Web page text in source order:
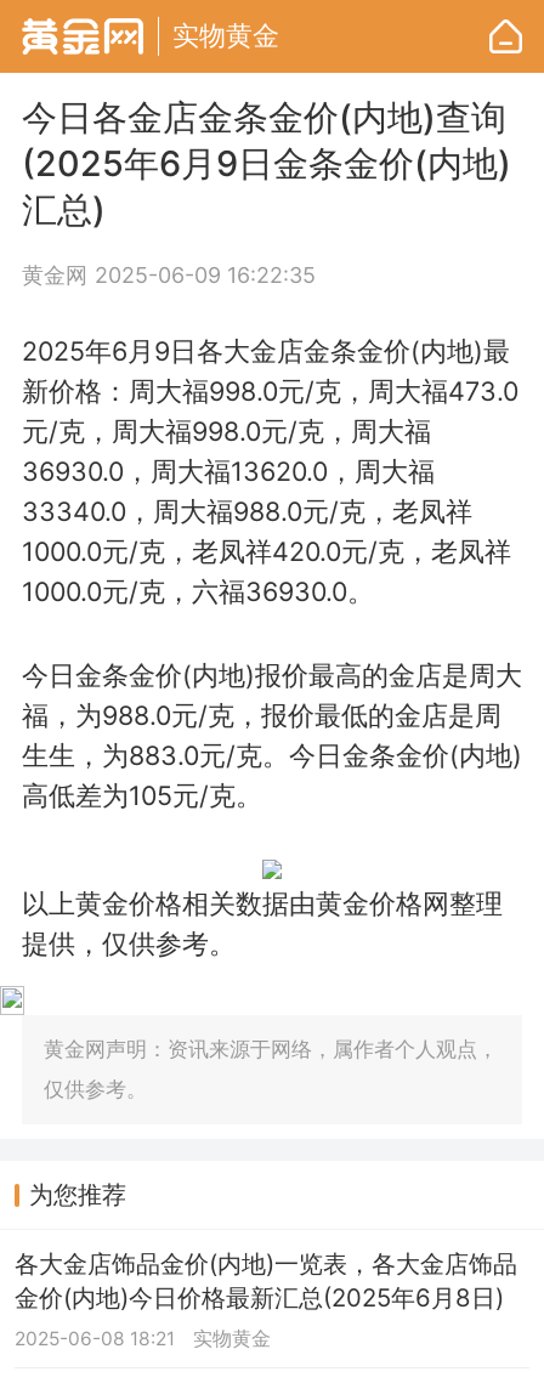
实物黄金
今日各金店金条金价(内地)查询
(2025年6月9日金条金价(内地)
汇总)
黄金网 2025-06-09 16:22:35
2025年6月9日各大金店金条金价(内地)最
新价格：周大福998.0元/克，周大福473.0
元/克，周大福998.0元/克，周大福
36930.0，周大福13620.0，周大福
33340.0，周大福988.0元/克，老凤祥
1000.0元/克，老凤祥420.0元/克，老凤祥
1000.0元/克，六福36930.0。
今日金条金价(内地)报价最高的金店是周大
福，为988.0元/克，报价最低的金店是周
生生，为883.0元/克。今日金条金价(内地)
高低差为105元/克。
以上黄金价格相关数据由黄金价格网整理
提供，仅供参考。
黄金网声明：资讯来源于网络，属作者个人观点，
仅供参考。
为您推荐
各大金店饰品金价(内地)一览表，各大金店饰品
金价(内地)今日价格最新汇总(2025年6月8日)
2025-06-08 18:21 实物黄金